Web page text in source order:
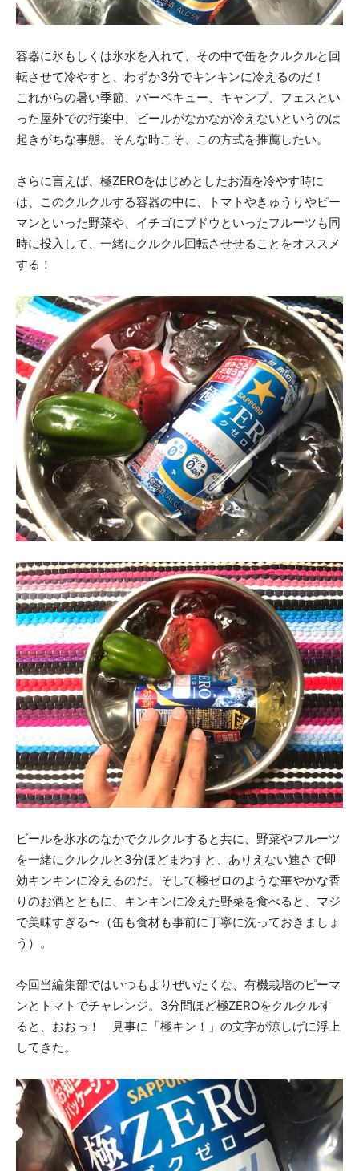
容器に氷もしくは氷水を入れて、その中で缶をクルクルと回
転させて冷やすと、わずか3分でキンキンに冷えるのだ！
これからの暑い季節、バーベキュー、キャンプ、フェスとい
った屋外での行楽中、ビールがなかなか冷えないというのは
起きがちな事態。そんな時こそ、この方式を推薦したい。
さらに言えば、極ZEROをはじめとしたお酒を冷やす時に
は、このクルクルする容器の中に、トマトやきゅうりやピー
マンといった野菜や、イチゴにブドウといったフルーツも同
時に投入して、一緒にクルクル回転させせることをオススメ
する！
ビールを氷水のなかでクルクルすると共に、野菜やフルーツ
を一緒にクルクルと3分ほどまわすと、ありえない速さで即
効キンキンに冷えるのだ。そして極ゼロのような華やかな香
りのお酒とともに、キンキンに冷えた野菜を食べると、マジ
で美味すぎる〜（缶も食材も事前に丁寧に洗っておきましょ
う）。
今回当編集部ではいつもよりぜいたくな、有機栽培のピーマ
ンとトマトでチャレンジ。3分間ほど極ZEROをクルクルす
ると、おおっ！ 見事に「極キン！」の文字が涼しげに浮上
してきた。